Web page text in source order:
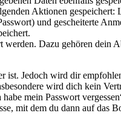
Aktionen
und gescheiterte
Dazu gehören
Jedoch wird dir
wird dich kein
mein Passwort
mit dem du dann auf das